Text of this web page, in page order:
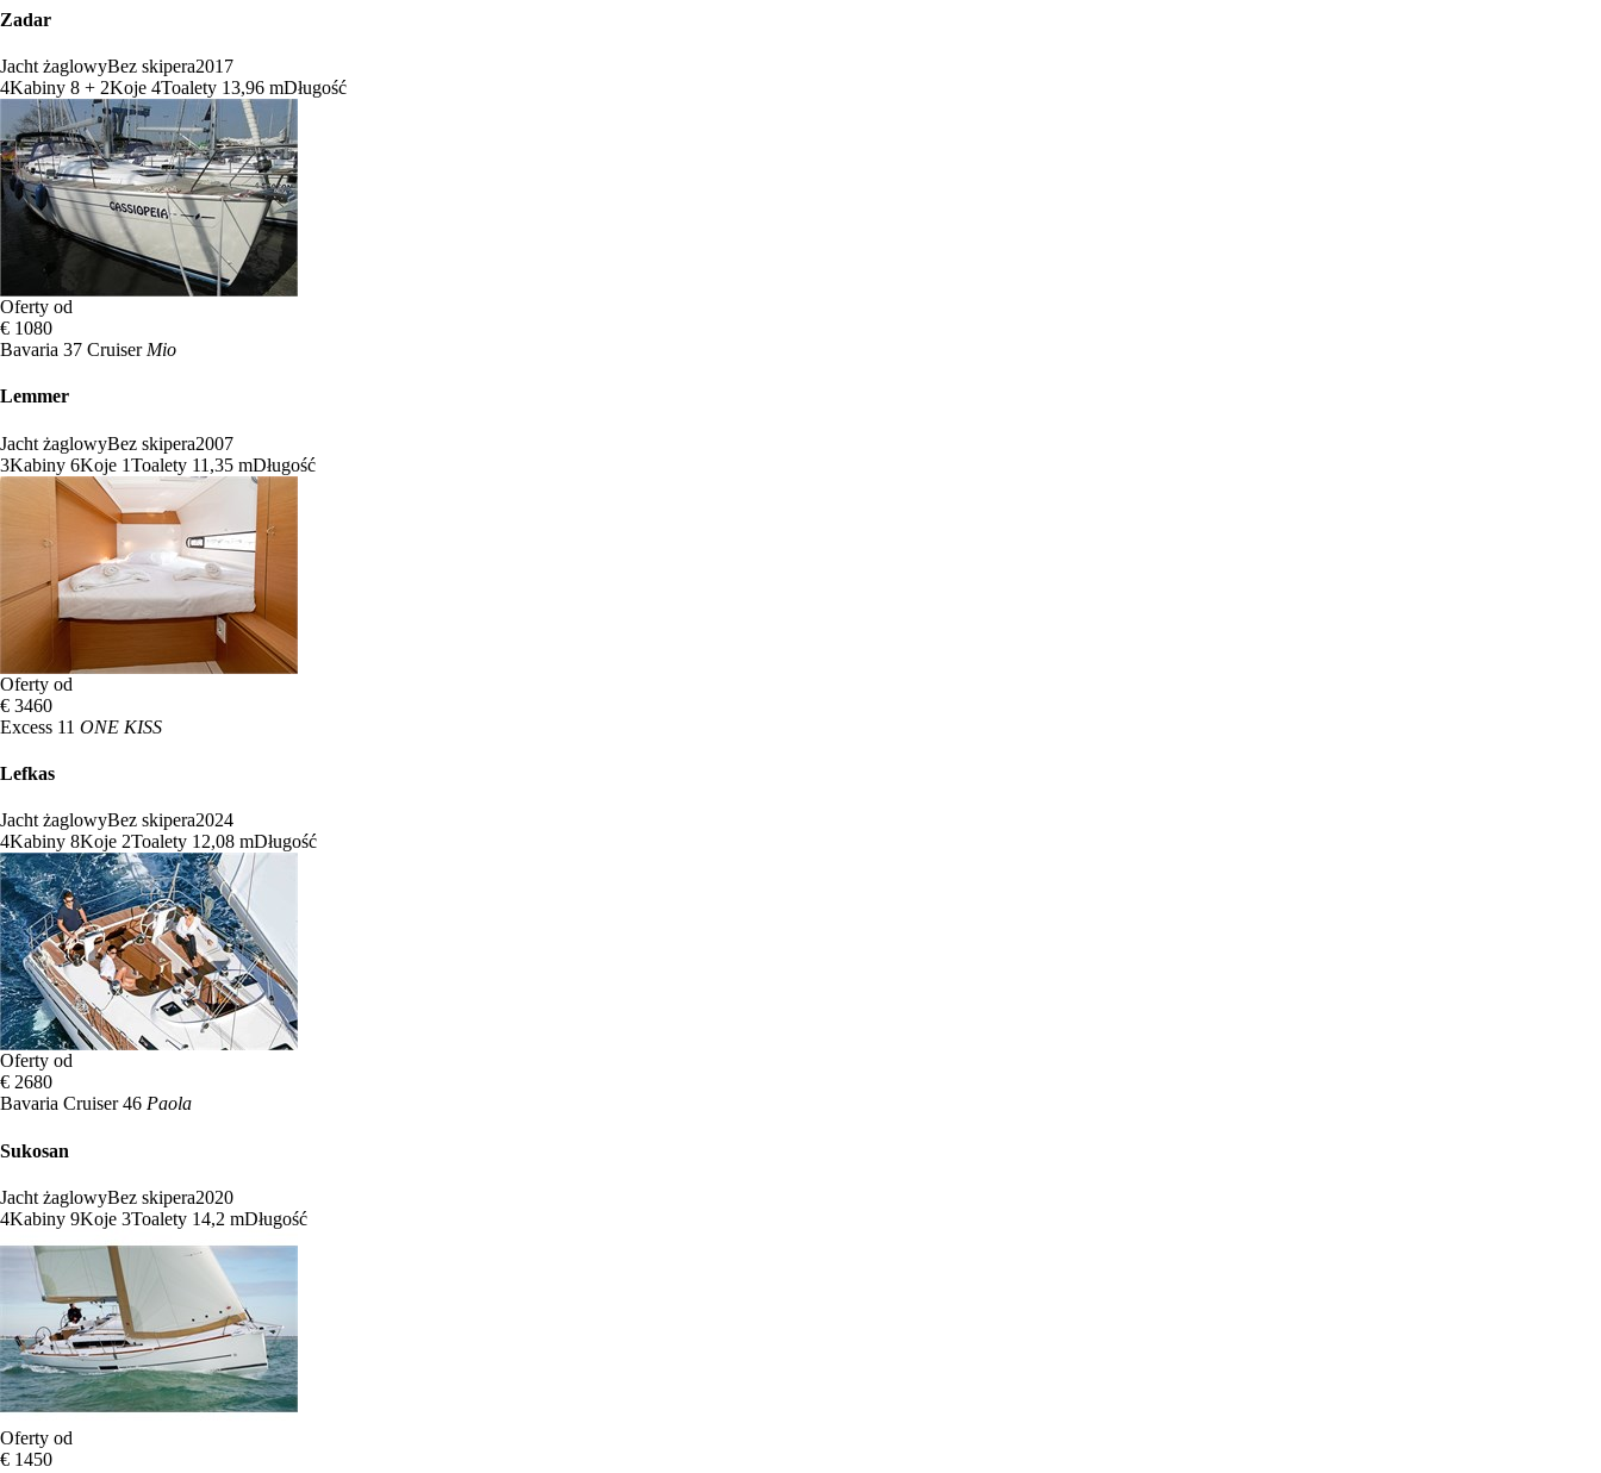
Zadar
Jacht żaglowyBez skipera2017
4Kabiny 8 + 2Koje 4Toalety 13,96 mDługość
Oferty od
€ 1080
Bavaria 37 Cruiser Mio
Lemmer
Jacht żaglowyBez skipera2007
3Kabiny 6Koje 1Toalety 11,35 mDługość
Oferty od
€ 3460
Excess 11 ONE KISS
Lefkas
Jacht żaglowyBez skipera2024
4Kabiny 8Koje 2Toalety 12,08 mDługość
Oferty od
€ 2680
Bavaria Cruiser 46 Paola
Sukosan
Jacht żaglowyBez skipera2020
4Kabiny 9Koje 3Toalety 14,2 mDługość
Oferty od
€ 1450